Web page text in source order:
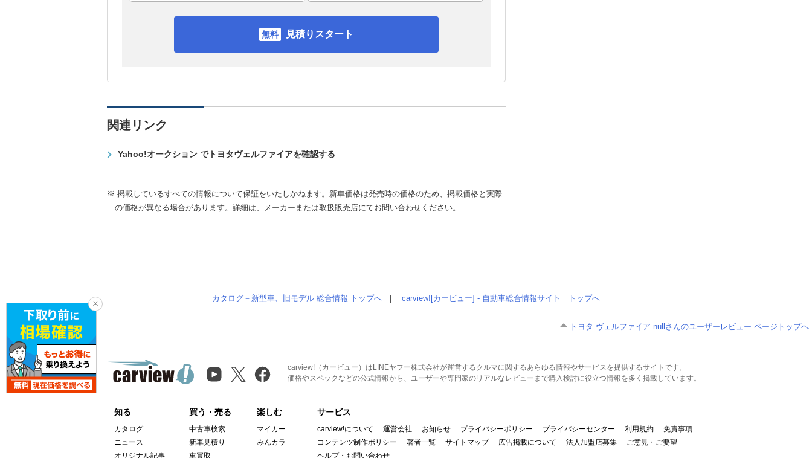
見積りスタート
関連リンク
Yahoo!オークション でトヨタヴェルファイアを確認する
※ 掲載しているすべての情報について保証をいたしかねます。新車価格は発売時の価格のため、掲載価格と実際
の価格が異なる場合があります。詳細は、メーカーまたは取扱販売店にてお問い合わせください。
カタログ－新型車、旧モデル 総合情報 トップへ carview![カービュー] - 自動車総合情報サイト トップへ
トヨタ ヴェルファイア nullさんのユーザーレビュー ページトップへ
carview!（カービュー）はLINEヤフー株式会社が運営するクルマに関するあらゆる情報やサービスを提供するサイトです。
価格やスペックなどの公式情報から、ユーザーや専門家のリアルなレビューまで購入検討に役立つ情報を多く掲載しています。
知る
カタログ
ニュース
オリジナル記事
買う・売る
中古車検索
新車見積り
車買取
楽しむ
マイカー
みんカラ
サービス
carview!について 運営会社 お知らせ プライバシーポリシー プライバシーセンター 利用規約
免責事項
コンテンツ制作ポリシー
著者一覧 サイトマップ 広告掲載について 法人加盟店募集
ご意見・ご要望
ヘルプ・お問い合わせ